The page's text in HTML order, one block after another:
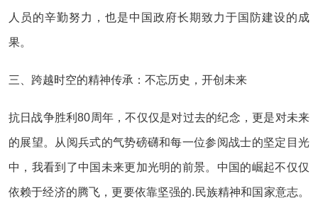
人员的辛勤努力，也是中国政府长期致力于国防建设的成
果。
三、跨越时空的精神传承：不忘历史，开创未来
抗日战争胜利80周年，不仅仅是对过去的纪念，更是对未来
的展望。从阅兵式的气势磅礴和每一位参阅战士的坚定目光
中，我看到了中国未来更加光明的前景。中国的崛起不仅仅
依赖于经济的腾飞，更要依靠坚强的.民族精神和国家意志。